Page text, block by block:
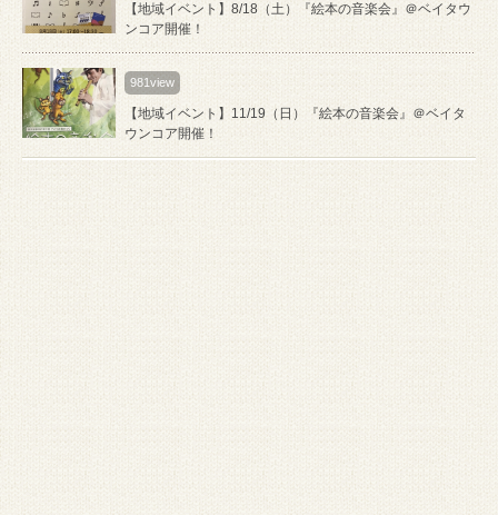
【地域イベント】8/18（土）『絵本の音楽会』＠ベイタウ
ンコア開催！
981view
【地域イベント】11/19（日）『絵本の音楽会』＠ベイタ
ウンコア開催！